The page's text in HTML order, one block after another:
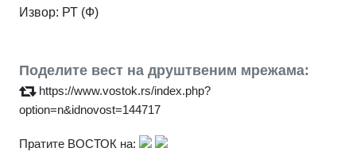
Извор: РТ (Ф)
Поделите вест на друштвеним мрежама:
https://www.vostok.rs/index.php?
option=n&idnovost=144717
Пратите ВОСТОК на: